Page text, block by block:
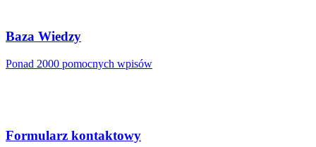
Baza Wiedzy
Ponad 2000 pomocnych wpisów
Formularz kontaktowy